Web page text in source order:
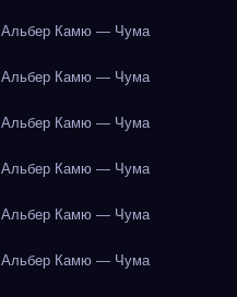
Альбер Камю — Чума
Альбер Камю — Чума
Альбер Камю — Чума
Альбер Камю — Чума
Альбер Камю — Чума
Альбер Камю — Чума